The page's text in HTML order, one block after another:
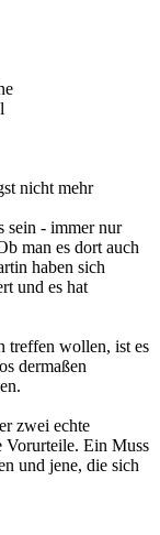
nicht mehr
sein - immer nur
man es dort auch
haben sich
und es hat
treffen wollen, ist es
dermaßen
zwei echte
Vorurteile. Ein Muss
und jene, die sich